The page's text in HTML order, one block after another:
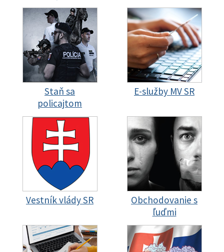
Staň sa
policajtom
E-služby MV SR
Vestník vlády SR
Obchodovanie s
ľuďmi